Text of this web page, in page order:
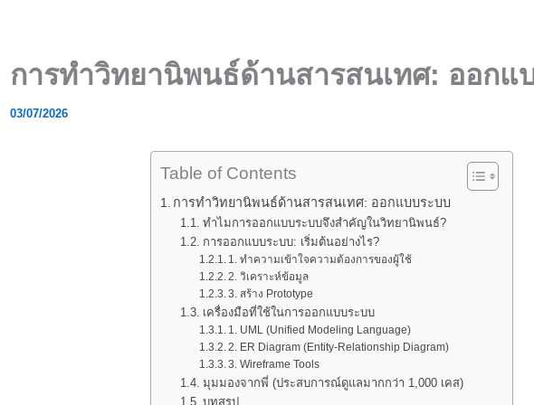
การทำวิทยานิพนธ์ด้านสารสนเทศ: ออกแ
03/07/2026
Table of Contents
การทำวิทยานิพนธ์ด้านสารสนเทศ: ออกแบบระบบ
ทำไมการออกแบบระบบจึงสำคัญในวิทยานิพนธ์?
การออกแบบระบบ: เริ่มต้นอย่างไร?
1. ทำความเข้าใจความต้องการของผู้ใช้
2. วิเคราะห์ข้อมูล
3. สร้าง Prototype
เครื่องมือที่ใช้ในการออกแบบระบบ
1. UML (Unified Modeling Language)
2. ER Diagram (Entity-Relationship Diagram)
3. Wireframe Tools
มุมมองจากพี่ (ประสบการณ์ดูแลมากกว่า 1,000 เคส)
บทสรุป